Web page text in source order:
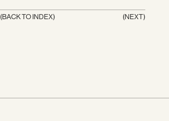
(BACK TO INDEX) (NEXT)